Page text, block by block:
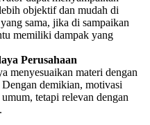
objektif dan mudah di
sama, jika di sampaikan
memiliki dampak yang
Perusahaan
menyesuaikan materi dengan
demikian, motivasi
tetapi relevan dengan